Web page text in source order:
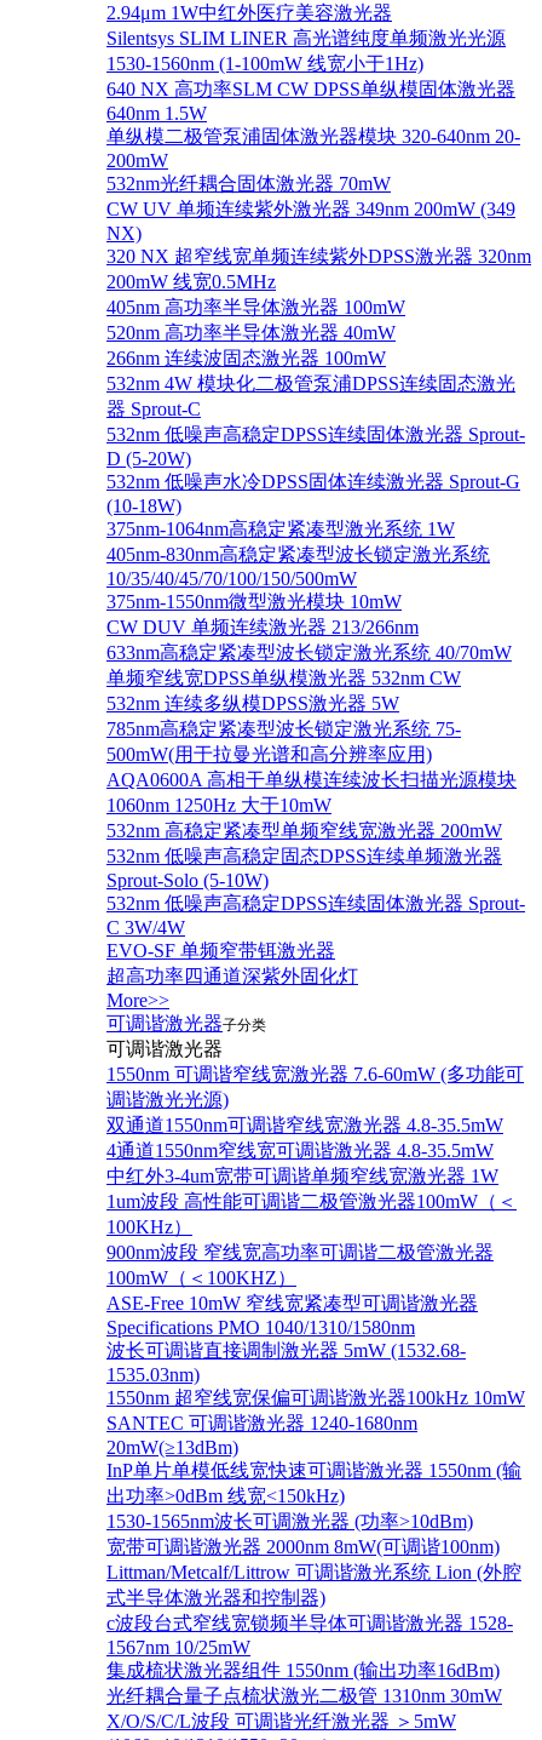
2.94μm 1W中红外医疗美容激光器
Silentsys SLIM LINER 高光谱纯度单频激光光源
1530-1560nm (1-100mW 线宽小于1Hz)
640 NX 高功率SLM CW DPSS单纵模固体激光器
640nm 1.5W
单纵模二极管泵浦固体激光器模块 320-640nm 20-
200mW
532nm光纤耦合固体激光器 70mW
CW UV 单频连续紫外激光器 349nm 200mW (349
NX)
320 NX 超窄线宽单频连续紫外DPSS激光器 320nm
200mW 线宽0.5MHz
405nm 高功率半导体激光器 100mW
520nm 高功率半导体激光器 40mW
266nm 连续波固态激光器 100mW
532nm 4W 模块化二极管泵浦DPSS连续固态激光
器 Sprout-C
532nm 低噪声高稳定DPSS连续固体激光器 Sprout-
D (5-20W)
532nm 低噪声水冷DPSS固体连续激光器 Sprout-G
(10-18W)
375nm-1064nm高稳定紧凑型激光系统 1W
405nm-830nm高稳定紧凑型波长锁定激光系统
10/35/40/45/70/100/150/500mW
375nm-1550nm微型激光模块 10mW
CW DUV 单频连续激光器 213/266nm
633nm高稳定紧凑型波长锁定激光系统 40/70mW
单频窄线宽DPSS单纵模激光器 532nm CW
532nm 连续多纵模DPSS激光器 5W
785nm高稳定紧凑型波长锁定激光系统 75-
500mW(用于拉曼光谱和高分辨率应用)
AQA0600A 高相干单纵模连续波长扫描光源模块
1060nm 1250Hz 大于10mW
532nm 高稳定紧凑型单频窄线宽激光器 200mW
532nm 低噪声高稳定固态DPSS连续单频激光器
Sprout‐Solo (5-10W)
532nm 低噪声高稳定DPSS连续固体激光器 Sprout-
C 3W/4W
EVO-SF 单频窄带铒激光器
超高功率四通道深紫外固化灯
More>>
可调谐激光器子分类
可调谐激光器
1550nm 可调谐窄线宽激光器 7.6-60mW (多功能可
调谐激光光源)
双通道1550nm可调谐窄线宽激光器 4.8-35.5mW
4通道1550nm窄线宽可调谐激光器 4.8-35.5mW
中红外3-4um宽带可调谐单频窄线宽激光器 1W
1um波段 高性能可调谐二极管激光器100mW（＜
100KHz）
900nm波段 窄线宽高功率可调谐二极管激光器
100mW（＜100KHZ）
ASE-Free 10mW 窄线宽紧凑型可调谐激光器
Specifications PMO 1040/1310/1580nm
波长可调谐直接调制激光器 5mW (1532.68-
1535.03nm)
1550nm 超窄线宽保偏可调谐激光器100kHz 10mW
SANTEC 可调谐激光器 1240-1680nm
20mW(≥13dBm)
InP单片单模低线宽快速可调谐激光器 1550nm (输
出功率>0dBm 线宽<150kHz)
1530-1565nm波长可调激光器 (功率>10dBm)
宽带可调谐激光器 2000nm 8mW(可调谐100nm)
Littman/Metcalf/Littrow 可调谐激光系统 Lion (外腔
式半导体激光器和控制器)
c波段台式窄线宽锁频半导体可调谐激光器 1528-
1567nm 10/25mW
集成梳状激光器组件 1550nm (输出功率16dBm)
光纤耦合量子点梳状激光二极管 1310nm 30mW
X/O/S/C/L波段 可调谐光纤激光器 ＞5mW